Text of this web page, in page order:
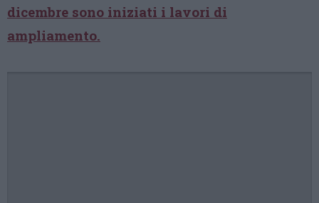
dicembre sono iniziati i lavori di
ampliamento.